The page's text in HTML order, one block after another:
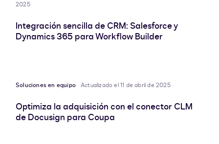
2025
Integración sencilla de CRM: Salesforce y
Dynamics 365 para Workflow Builder
Soluciones en equipo Actualizado el 11 de abril de 2025
Optimiza la adquisición con el conector CLM
de Docusign para Coupa